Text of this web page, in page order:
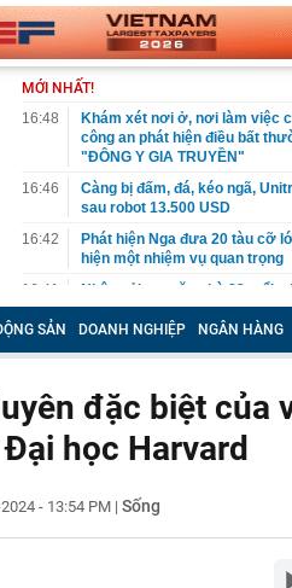
MỚI NHẤT!
16:48
Khám xét nơi ở, nơi làm việc
công an phát hiện điều bất
"ĐÔNG Y GIA TRUYỀN"
16:46
Càng bị đấm, đá, kéo ngã,
sau robot 13.500 USD
16:42
Phát hiện Nga đưa 20 tàu cỡ
hiện một nhiệm vụ quan trọng
16:41
Nhận cải tạo căn nhà 83 tuổi,
mặt được giấu trong tường
Cảnh sát khám xét LĐBĐ Hàn
16:33
Đột kích một căn nhà sau 3
dây sản xuất bột ngọt giả
Thái Lan
trong tranh cũng chỉ đến vậy
Vì sao ngày càng nhiều gia
SẢN DOANH NGHIỆP NGÂN HÀNG
đặc biệt của
học Harvard
- 13:54 PM | Sống